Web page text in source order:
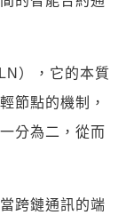
），它的本質
節點的機制，
分為二，從而
跨鏈通訊的端